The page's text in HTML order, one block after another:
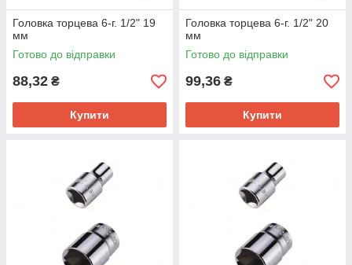
Головка торцева 6-г. 1/2" 19
мм
Готово до відправки
88,32 ₴
Купити
Головка торцева 6-г. 1/2" 20
мм
Готово до відправки
99,36 ₴
Купити